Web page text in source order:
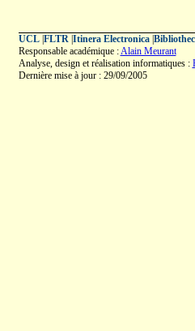
UCL| FLTR| Itinera Electronica|
Responsable académique :Alain Meurant
Analyse, design et réalisation informatiques :
Dernière mise à jour : 29/09/2005